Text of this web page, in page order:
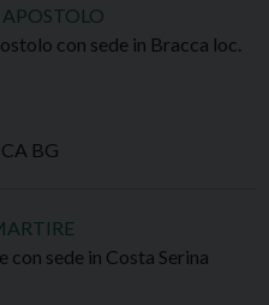
con sede in Bracca loc.
BG
sede in Costa Serina